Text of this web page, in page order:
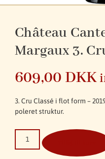
Château
Margaux 3.
609,00 DKK
3. Cru Classé i flot form –
poleret struktur.